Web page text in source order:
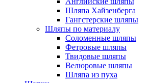
Шляпа Хайзенберга
Гангстерские шляпы
Шляпы по материалу
Соломенные шляпы
Фетровые шляпы
Твидовые шляпы
Велюровые шляпы
Шляпа из пуха